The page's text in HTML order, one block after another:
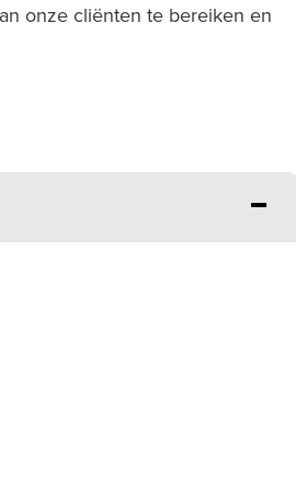
onze cliënten te bereiken en